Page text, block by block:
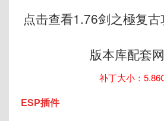
点击查看1.76剑之極复
版本库配套
补丁大小：
ESP插件